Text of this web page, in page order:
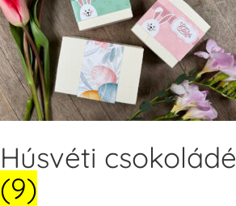
Húsvéti csokoládé
(9)